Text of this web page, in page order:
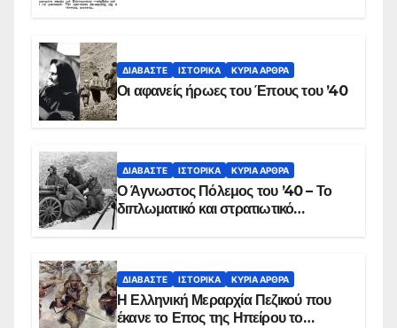
ΔΙΑΒΆΣΤΕ ΙΣΤΟΡΙΚΆ ΚΥΡΙΑ ΑΡΘΡΑ
Οι αφανείς ήρωες του Έπους του ’40
ΔΙΑΒΆΣΤΕ ΙΣΤΟΡΙΚΆ ΚΥΡΙΑ ΑΡΘΡΑ
Ο Άγνωστος Πόλεμος του ’40 – Το
διπλωματικό και στρατιωτικό
ΔΙΑΒΆΣΤΕ ΙΣΤΟΡΙΚΆ ΚΥΡΙΑ ΑΡΘΡΑ
Η Ελληνική Μεραρχία Πεζικού που
έκανε το Επος της Ηπείρου το